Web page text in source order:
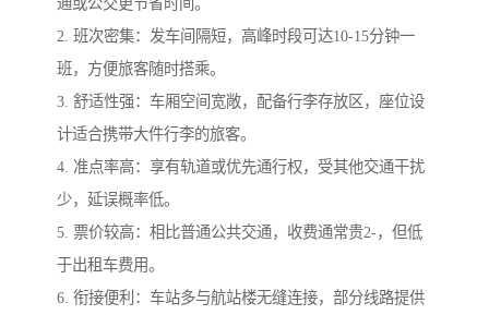
通或公交更节省时间。
2. 班次密集：发车间隔短，高峰时段可达10-15分钟一
班，方便旅客随时搭乘。
3. 舒适性强：车厢空间宽敞，配备行李存放区，座位设
计适合携带大件行李的旅客。
4. 准点率高：享有轨道或优先通行权，受其他交通干扰
少，延误概率低。
5. 票价较高：相比普通公共交通，收费通常贵2-，但低
于出租车费用。
6. 衔接便利：车站多与航站楼无缝连接，部分线路提供